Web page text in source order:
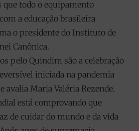
todo o equipamento
a educação brasileira
o presidente do Instituto de
Canônica.
pelo Quindim são a celebração
iniciada na pandemia
avalia Maria Valéria Rezende.
está comprovando que
de cuidar do mundo e da vida